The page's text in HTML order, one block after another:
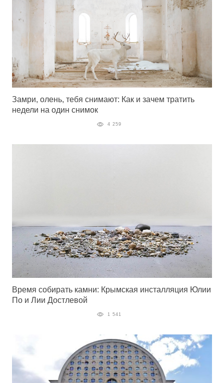
Замри, олень, тебя снимают: Как и зачем тратить
недели на один снимок
4 259
Время собирать камни: Крымская инсталляция Юлии
По и Лии Достлевой
1 541